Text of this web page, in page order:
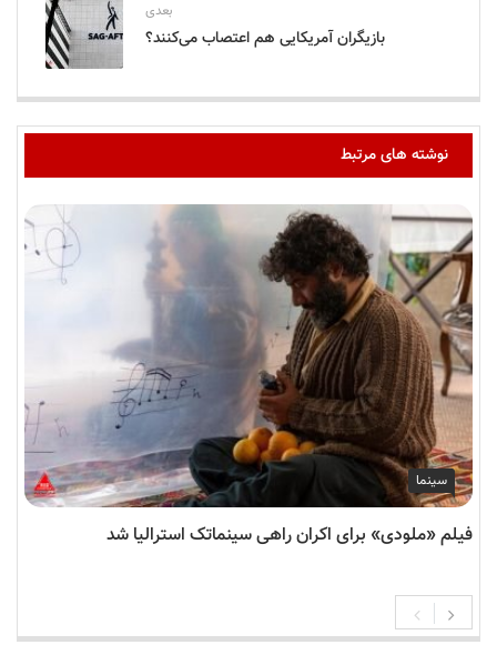
بعدی
بازیگران آمریکایی هم اعتصاب می‌کنند؟
نوشته های مرتبط
سینما
فیلم «ملودی» برای اکران راهی سینماتک استرالیا شد